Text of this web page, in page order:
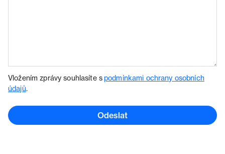
Vložením zprávy souhlasíte spodmínkami ochrany osobních
údajů.
Odeslat